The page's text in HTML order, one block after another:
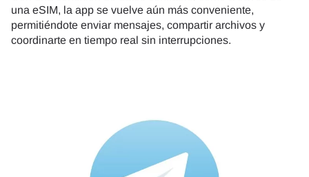
una eSIM, la app se vuelve aún más conveniente,
permitiéndote enviar mensajes, compartir archivos y
coordinarte en tiempo real sin interrupciones.